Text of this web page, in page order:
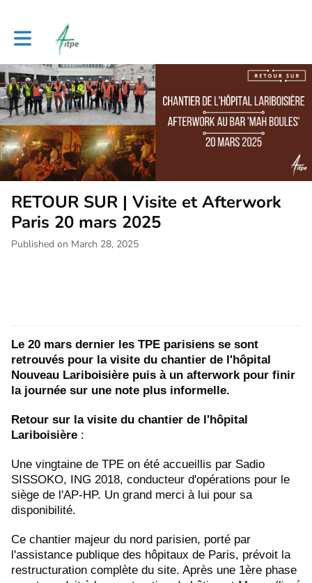
Toggle main navigation
RETOUR SUR | Visite et Afterwork
Paris 20 mars 2025
Published on March 28, 2025
Le 20 mars dernier les TPE parisiens se sont
retrouvés pour la visite du chantier de l'hôpital
Nouveau Lariboisière puis à un afterwork pour finir
la journée sur une note plus informelle.
Retour sur la visite du chantier de l'hôpital
Lariboisière :
Une vingtaine de TPE on été accueillis par Sadio
SISSOKO, ING 2018, conducteur d'opérations pour le
siège de l'AP-HP. Un grand merci à lui pour sa
disponibilité.
Ce chantier majeur du nord parisien, porté par
l'assistance publique des hôpitaux de Paris, prévoit la
restructuration complète du site. Après une 1ère phase